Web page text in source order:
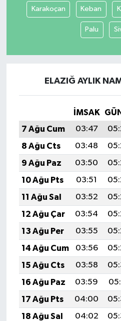
Karakoçan Keban
Palu
ELAZIĞ AYLIK
İMSAK
7 Ağu Cum
03:47
8 Ağu Cts
03:48
9 Ağu Paz
03:50
10 Ağu Pts
03:51
11 Ağu Sal
03:52
12 Ağu Çar
03:54
13 Ağu Per
03:55
14 Ağu Cum
03:56
15 Ağu Cts
03:58
16 Ağu Paz
03:59
17 Ağu Pts
04:00
18 Ağu Sal
04:02